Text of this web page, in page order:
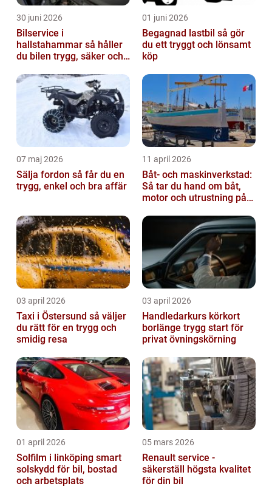
30 juni 2026
Bilservice i
hallstahammar så håller
du bilen trygg, säker och
01 juni 2026
Begagnad lastbil så gör
du ett tryggt och lönsamt
köp
07 maj 2026
Sälja fordon så får du en
trygg, enkel och bra affär
11 april 2026
Båt- och maskinverkstad:
Så tar du hand om båt,
motor och utrustning på
03 april 2026
Taxi i Östersund så väljer
du rätt för en trygg och
smidig resa
03 april 2026
Handledarkurs körkort
borlänge trygg start för
privat övningskörning
01 april 2026
Solfilm i linköping smart
solskydd för bil, bostad
och arbetsplats
05 mars 2026
Renault service -
säkerställ högsta kvalitet
för din bil